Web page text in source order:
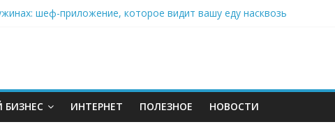
шеф-приложение, которое видит вашу еду насквозь
БИЗНЕС ИНТЕРНЕТ ПОЛЕЗНОЕ НОВОСТИ